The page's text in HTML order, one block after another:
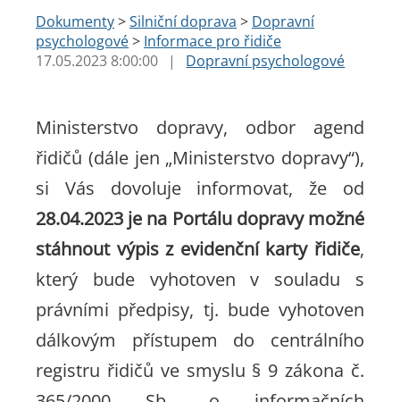
Dokumenty>Silniční doprava > Dopravní
psychologové> Informace pro řidiče
17.05.2023 8:00:00
| Dopravní psychologové
Ministerstvo dopravy, odbor agend
řidičů (dále jen „Ministerstvo dopravy“),
si Vás dovoluje informovat, že od
28.04.2023 je na Portálu dopravy možné
stáhnout výpis z evidenční karty řidiče,
který bude vyhotoven v souladu s
právními předpisy, tj. bude vyhotoven
dálkovým přístupem do centrálního
registru řidičů ve smyslu § 9 zákona č.